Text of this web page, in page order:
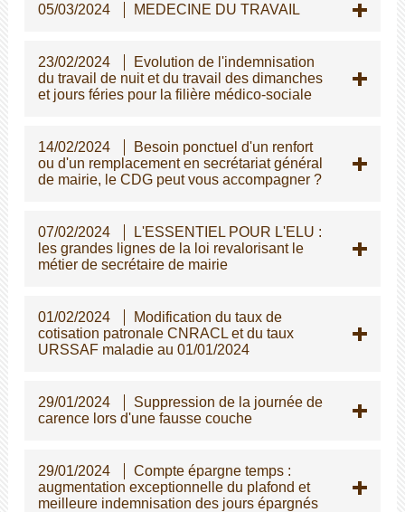
05/03/2024 MEDECINE DU TRAVAIL
23/02/2024
Evolution de l'indemnisation
du travail de nuit et du travail des dimanches
et jours féries pour la filière médico-sociale
14/02/2024
Besoin ponctuel d'un renfort
ou d'un remplacement en secrétariat général
de mairie, le CDG peut vous accompagner ?
07/02/2024
L'ESSENTIEL POUR L'ELU :
les grandes lignes de la loi revalorisant le
métier de secrétaire de mairie
01/02/2024
Modification du taux de
cotisation patronale CNRACL et du taux
URSSAF maladie au 01/01/2024
29/01/2024
Suppression de la journée de
carence lors d'une fausse couche
29/01/2024
Compte épargne temps :
augmentation exceptionnelle du plafond et
meilleure indemnisation des jours épargnés